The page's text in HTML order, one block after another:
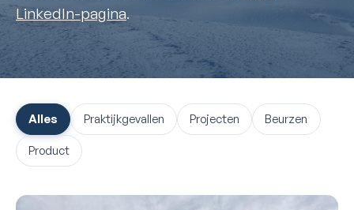
LinkedIn-pagina.
Alles Praktijkgevallen Projecten Beurzen
Product